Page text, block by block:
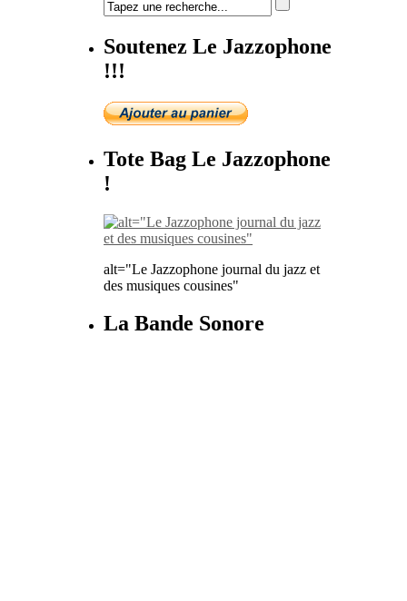
Soutenez Le Jazzophone
!!!
Tote Bag Le Jazzophone
!
alt="Le Jazzophone journal du jazz et
des musiques cousines"
La Bande Sonore